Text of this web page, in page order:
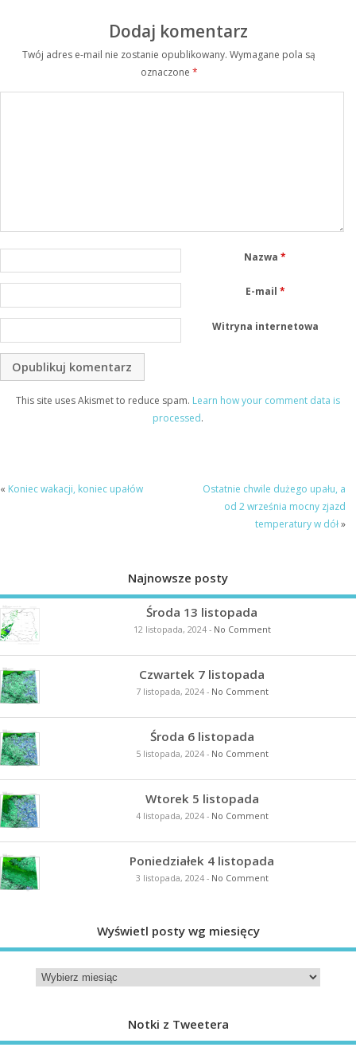
Dodaj komentarz
Twój adres e-mail nie zostanie opublikowany. Wymagane pola są
oznaczone *
Nazwa*
E-mail *
Witryna internetowa
This site uses Akismet to reduce spam. Learn how your comment data is
processed.
« Koniec wakacji, koniec upałów
Ostatnie chwile dużego upału, a
od 2 września mocny zjazd
temperatury w dół»
Najnowsze posty
Środa 13 listopada
12 listopada, 2024- No Comment
Czwartek 7 listopada
7 listopada, 2024- No Comment
Środa 6 listopada
5 listopada, 2024- No Comment
Wtorek 5 listopada
4 listopada, 2024- No Comment
Poniedziałek 4 listopada
3 listopada, 2024- No Comment
Wyświetl posty wg miesięcy
Notki z Tweetera